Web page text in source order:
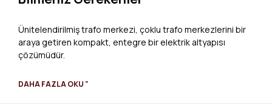
Ünitelendirilmiş trafo merkezi, çoklu trafo merkezlerini bir
araya getiren kompakt, entegre bir elektrik altyapısı
çözümüdür.
DAHA FAZLA OKU "